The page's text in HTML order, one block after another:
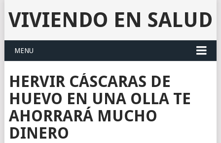
VIVIENDO EN SALUD
MENU
HERVIR CÁSCARAS DE
HUEVO EN UNA OLLA TE
AHORRARÁ MUCHO
DINERO